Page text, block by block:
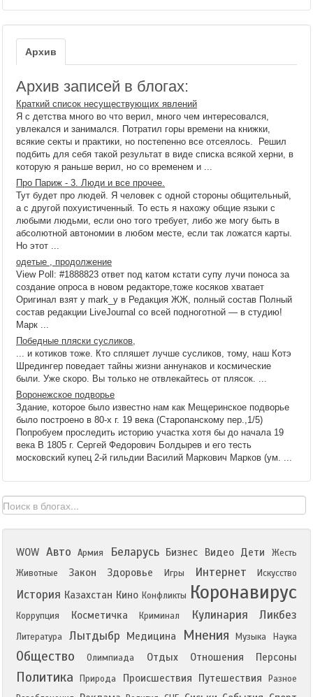
Архив
Архив записей в блогах:
Краткий список несуществующих явлений
Я с детства много во что верил, много чем интересовался,
увлекался и занимался. Потратил горы времени на книжки,
всякие секты и практики, но постепенно все отсеялось. Решил
подбить для себя такой результат в виде списка всякой херни, в
которую я раньше верил, но со временем и ...
Про Париж - 3. Люди и все прочее.
Тут будет про людей. Я человек с одной стороны общительный,
а с другой похуистиченный. То есть я нахожу общие языки с
любыми людьми, если оно того требует, либо же могу быть в
абсолютной автономии в любом месте, если так ложатся карты.
Но этот ...
одетые , продолжение
View Poll: #1888823 ответ под катом кстати супу лучи поноса за
создание опроса в новом редакторе,тоже косяков хватает
Оригинал взят у mark_y в Редакция ЖЖ, полный состав Полный
состав редакции LiveJournal со всей подноготной — в студию!
Марк ...
Победные пляски сусликов,
... и котиков тоже. Кто спляшет лучше сусликов, тому, наш Котэ
Шредингер поведает тайны жизни аннунаков и космические
были. Уже скоро. Вы только не отвлекайтесь от плясок. ...
Воронежское подворье
Здание, которое было известно нам как Мещеринское подворье
было построено в 80-х г. 19 века (Старопанскому пер.,1/5)
Попробуем проследить историю участка хотя бы до начала 19
века В 1805 г. Сергей Федорович Болдырев и его тесть
московский купец 2-й гильдии Василий Маркович Марков (ум. ...
WOW Авто Армия Беларусь Бизнес Видео Дети
Жесть
Животные
Закон Здоровье Игры Интернет Искусство
История Казахстан Кино Конфликты Коронавирус
Коррупция Косметичка Криминал Кулинария Ликбез
Литература Лытдыбр Медицина Мнения Музыка Наука
Общество Олимпиада Отдых Отношения Персоны
Политика Природа Происшествия Путешествия
Разное